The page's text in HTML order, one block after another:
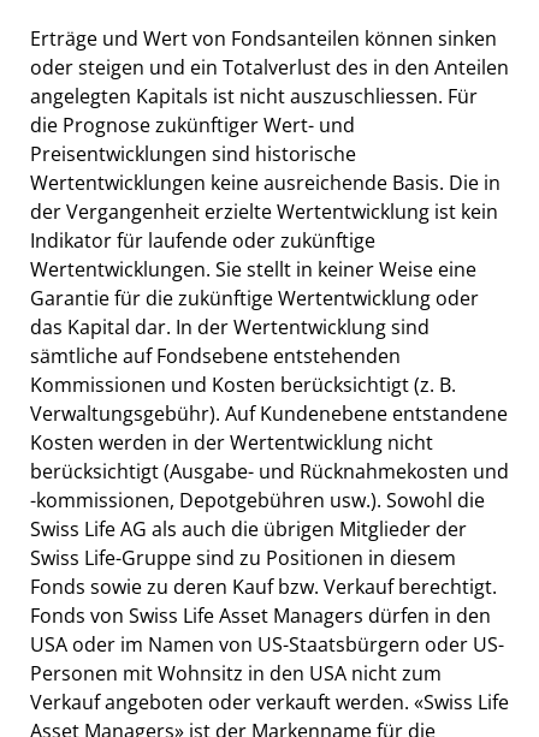
Erträge und Wert von Fondsanteilen können sinken
oder steigen und ein Totalverlust des in den Anteilen
angelegten Kapitals ist nicht auszuschliessen. Für
die Prognose zukünftiger Wert- und
Preisentwicklungen sind historische
Wertentwicklungen keine ausreichende Basis. Die in
der Vergangenheit erzielte Wertentwicklung ist kein
Indikator für laufende oder zukünftige
Wertentwicklungen. Sie stellt in keiner Weise eine
Garantie für die zukünftige Wertentwicklung oder
das Kapital dar. In der Wertentwicklung sind
sämtliche auf Fondsebene entstehenden
Kommissionen und Kosten berücksichtigt (z. B.
Verwaltungsgebühr). Auf Kundenebene entstandene
Kosten werden in der Wertentwicklung nicht
berücksichtigt (Ausgabe- und Rücknahmekosten und
-kommissionen, Depotgebühren usw.). Sowohl die
Swiss Life AG als auch die übrigen Mitglieder der
Swiss Life-Gruppe sind zu Positionen in diesem
Fonds sowie zu deren Kauf bzw. Verkauf berechtigt.
Fonds von Swiss Life Asset Managers dürfen in den
USA oder im Namen von US-Staatsbürgern oder US-
Personen mit Wohnsitz in den USA nicht zum
Verkauf angeboten oder verkauft werden. «Swiss Life
Asset Managers» ist der Markenname für die